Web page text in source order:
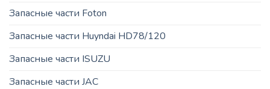
Запасные части Foton
Запасные части Huyndai HD78/120
Запасные части ISUZU
Запасные части JAC